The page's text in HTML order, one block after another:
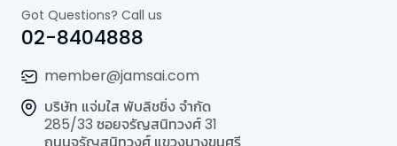
Got Questions? Call us
02-8404888
member@jamsai.com
บริษัท แจ่มใส พับลิชชิ่ง จำกัด
285/33 ซอยจรัญสนิทวงศ์ 31